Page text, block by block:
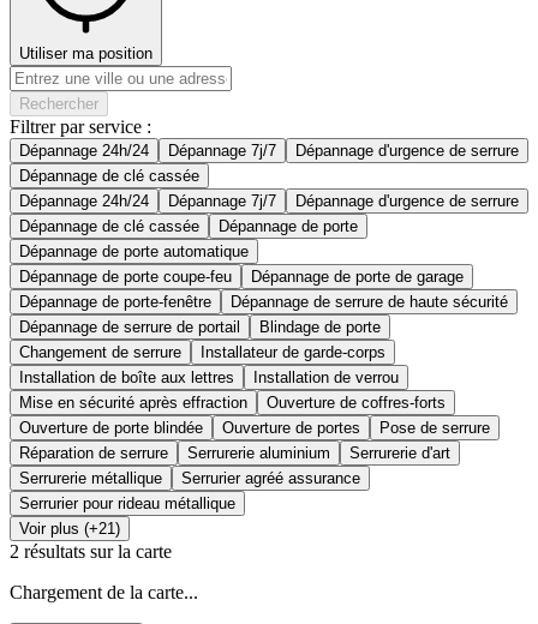
Utiliser ma position
Rechercher
Filtrer par service :
Dépannage 24h/24 Dépannage 7j/7
Dépannage d'urgence de serrure
Dépannage de clé cassée
Dépannage 24h/24
Dépannage 7j/7
Dépannage d'urgence de serrure
Dépannage de clé cassée
Dépannage de porte
Dépannage de porte automatique
Dépannage de porte coupe-feu
Dépannage de porte de garage
Dépannage de porte-fenêtre
Dépannage de serrure de haute sécurité
Dépannage de serrure de portail
Blindage de porte
Changement de serrure
Installateur de garde-corps
Installation de boîte aux lettres
Installation de verrou
Mise en sécurité après effraction
Ouverture de coffres-forts
Ouverture de porte blindée
Ouverture de portes
Pose de serrure
Réparation de serrure
Serrurerie aluminium
Serrurerie d'art
Serrurerie métallique
Serrurier agréé assurance
Serrurier pour rideau métallique
Voir plus (+21)
2 résultats sur la carte
Chargement de la carte...